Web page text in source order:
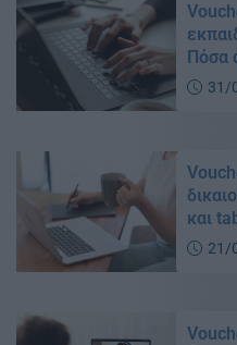
Πόσα
31/
και
21/